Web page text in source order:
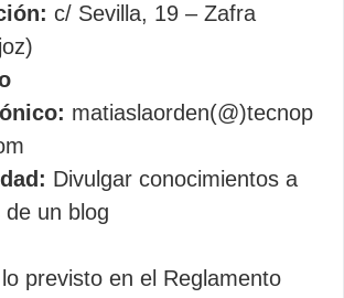
c/ Sevilla, 19 – Zafra
matiaslaorden(@)tecnop
Divulgar conocimientos a
un blog
previsto en el Reglamento